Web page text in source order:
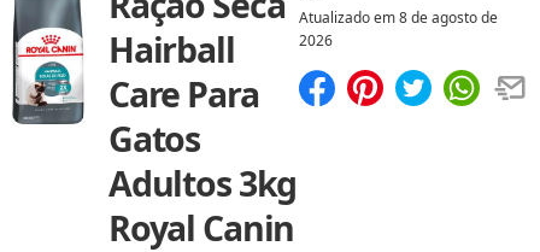
Hairball
Care Para
Gatos
Adultos 3kg
Royal Canin
Atualizado em8 de agosto de
2026